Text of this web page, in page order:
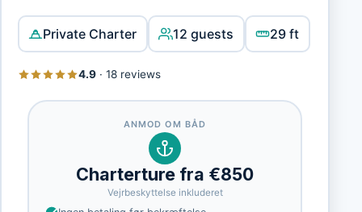
Private Charter 12 guests 29 ft
4.9· 18 reviews
ANMOD OM BÅD
Charterture fra €850
Vejrbeskyttelse inkluderet